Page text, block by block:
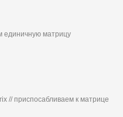
единичную матрицу
// приспосабливаем к матрице